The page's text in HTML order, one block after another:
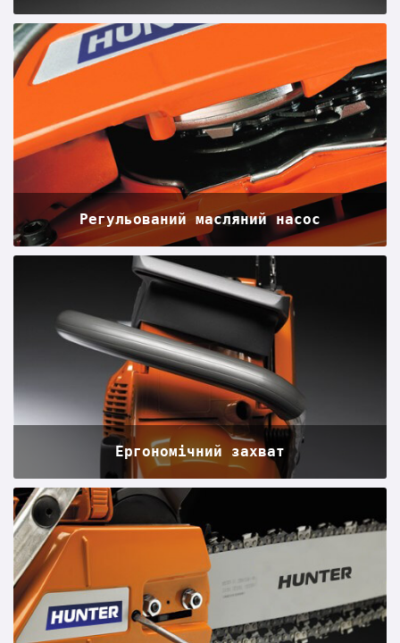
Регульований масляний насос
Ергономічний захват